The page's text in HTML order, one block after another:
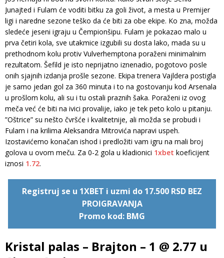
Junajted i Fulam će voditi bitku za goli život, a mesta u Premijer
ligi i naredne sezone teško da će biti za obe ekipe. Ko zna, možda
sledeće jeseni igraju u Čempionšipu. Fulam je pokazao malo u
prva četiri kola, sve utakmice izgubili su dosta lako, mada su u
prethodnom kolu protiv Vulverhemptona poraženi minimalnim
rezultatom. Šefild je isto neprijatno iznenadio, pogotovo posle
onih sjajnih izdanja prošle sezone. Ekipa trenera Vajldera postigla
je samo jedan gol za 360 minuta i to na gostovanju kod Arsenala
u prošlom kolu, ali su i tu ostali praznih šaka. Poraženi iz ovog
meča već će biti na ivici provalije, iako je tek peto kolo u pitanju.
”Oštrice” su nešto čvršće i kvalitetnije, ali možda se probudi i
Fulam i na krilima Aleksandra Mitrovića napravi uspeh.
Izostavićemo konačan ishod i predložiti vam igru na mali broj
golova u ovom meču. Za 0-2 gola u kladionici 1xbet koeficijent
iznosi 1.72.
Registruj se u 1XBET i uzmi do 17.500 RSD BEZ
PROIGRAVANJA
Promo kod: BMG
Kristal palas – Brajton – 1 @ 2.77 u